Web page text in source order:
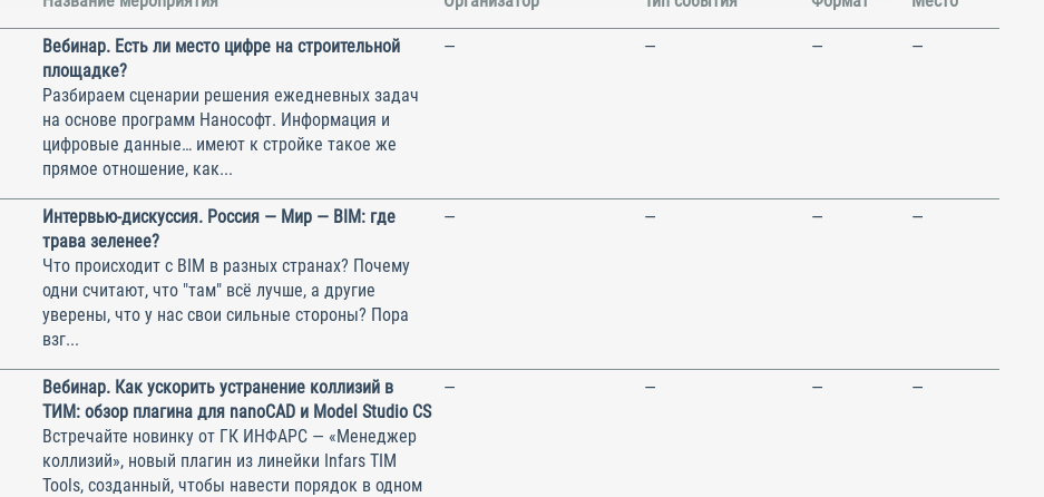
Вебинар. Есть ли место цифре на строительной
площадке?
Разбираем сценарии решения ежедневных задач
на основе программ Нанософт. Информация и
цифровые данные… имеют к стройке такое же
прямое отношение, как...
— — — —
Интервью-дискуссия. Россия — Мир — BIM: где
трава зеленее?
Что происходит с BIM в разных странах? Почему
одни считают, что "там" всё лучше, а другие
уверены, что у нас свои сильные стороны? Пора
взг...
— — — —
Вебинар. Как ускорить устранение коллизий в
ТИМ: обзор плагина для nanoCAD и Model Studio CS
Встречайте новинку от ГК ИНФАРС — «Менеджер
коллизий», новый плагин из линейки Infars TIM
Tools, созданный, чтобы навести порядок в одном
— — — —